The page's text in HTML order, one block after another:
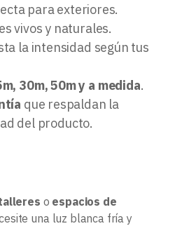
para exteriores.
vivos y naturales.
la intensidad según tus
30m, 50m y a medida.
que respaldan la
del producto.
o espacios de
una luz blanca fría y